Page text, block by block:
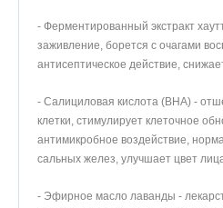
- Ферментированный экстракт
заживление, борется с очагами
антисептическое действие,
- Салициловая кислота (BHA) -
клетки, стимулирует клеточное
антимикробное воздействие,
сальных желез, улучшает цвет
- Эфирное масло лаванды -